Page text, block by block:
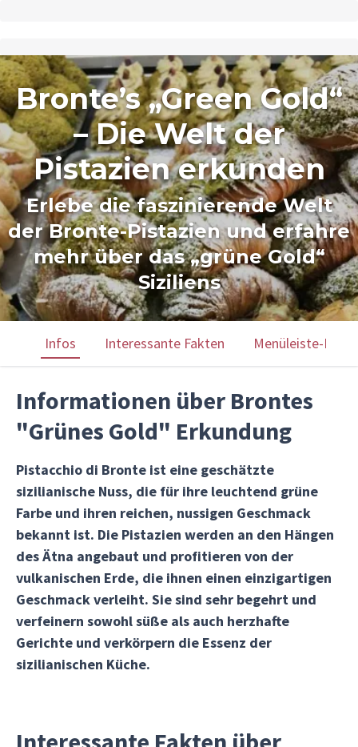
Bronte’s „Green Gold“
– Die Welt der
Pistazien erkunden
Erlebe die faszinierende Welt
der Bronte-Pistazien und erfahre
mehr über das „grüne Gold“
Siziliens
Infos Interessante Fakten Menüleiste-
Informationen über Brontes
"Grünes Gold" Erkundung
Pistacchio di Bronte ist eine geschätzte
sizilianische Nuss, die für ihre leuchtend grüne
Farbe und ihren reichen, nussigen Geschmack
bekannt ist. Die Pistazien werden an den Hängen
des Ätna angebaut und profitieren von der
vulkanischen Erde, die ihnen einen einzigartigen
Geschmack verleiht. Sie sind sehr begehrt und
verfeinern sowohl süße als auch herzhafte
Gerichte und verkörpern die Essenz der
sizilianischen Küche.